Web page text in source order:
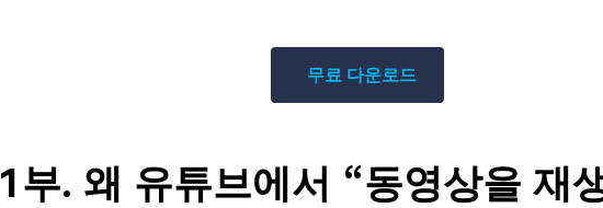
무료 다운로드
1부. 왜 유튜브에서 “동영상을 재